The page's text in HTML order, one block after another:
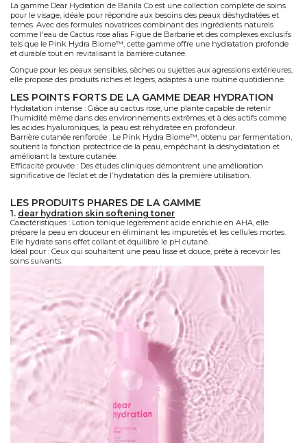
La gamme Dear Hydration de Banila Co est une collection complète de soins
pour le visage, idéale pour répondre aux besoins des peaux déshydratées et
ternes. Avec des formules novatrices combinant des ingrédients naturels
comme l'eau de Cactus rose alias Figue de Barbarie et des complexes exclusifs
tels que le Pink Hydra Biome™, cette gamme offre une hydratation profonde
et durable tout en revitalisant la barrière cutanée.
Conçue pour les peaux sensibles, sèches ou sujettes aux agressions extérieures,
elle propose des produits riches et légers, adaptés à une routine quotidienne.
LES POINTS FORTS DE LA GAMME DEAR HYDRATION
Hydratation intense : Grâce au cactus rose, une plante capable de retenir
l’humidité même dans des environnements extrêmes, et à des actifs comme
les acides hyaluroniques, la peau est réhydratée en profondeur.
Barrière cutanée renforcée : Le Pink Hydra Biome™, obtenu par fermentation,
soutient la fonction protectrice de la peau, empêchant la déshydratation et
améliorant la texture cutanée.
Efficacité prouvée : Des études cliniques démontrent une amélioration
significative de l’éclat et de l’hydratation dès la première utilisation.
LES PRODUITS PHARES DE LA GAMME
dear hydration skin softening toner
Caractéristiques : Lotion tonique légèrement acide enrichie en AHA, elle
prépare la peau en douceur en éliminant les impuretés et les cellules mortes.
Elle hydrate sans effet collant et équilibre le pH cutané.
Idéal pour : Ceux qui souhaitent une peau lisse et douce, prête à recevoir les
soins suivants.